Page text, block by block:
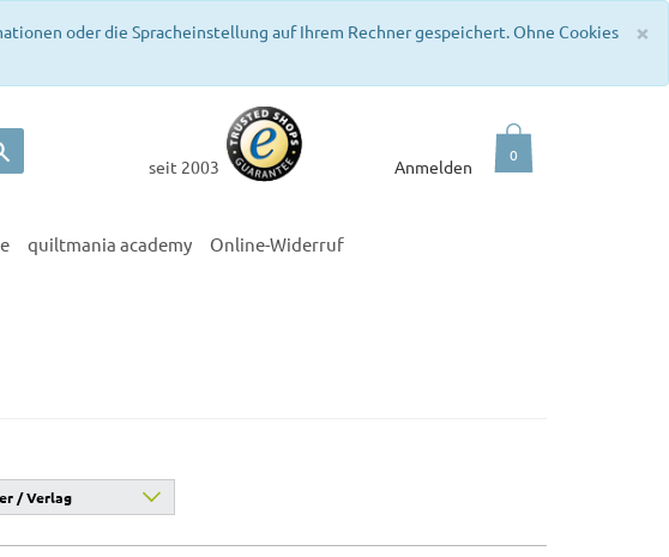
×
oder die Spracheinstellung auf Ihrem Rechner gespeichert. Ohne Cookies
seit 2003 Anmelden
0
quiltmania academy Online-Widerruf
/ Verlag